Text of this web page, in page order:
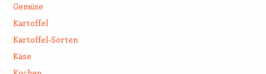
Gemüse
Kartoffel
Kartoffel-Sorten
Käse